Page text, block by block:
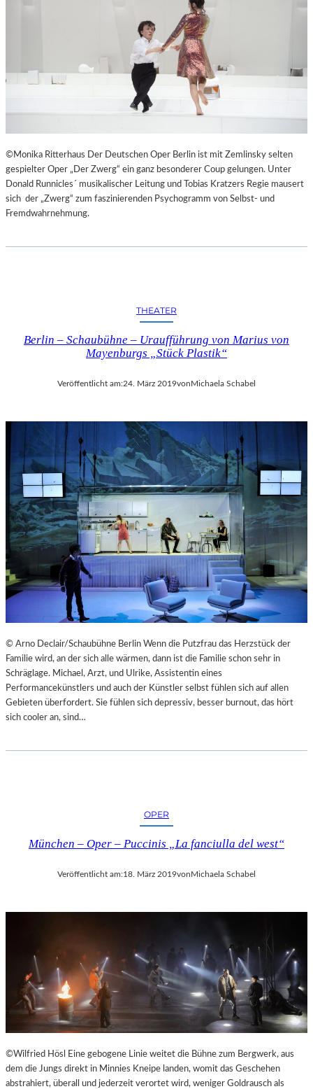
I
E
I
M
P
A
R
A
“
©Monika Ritterhaus Der Deutschen Oper Berlin ist mit Zemlinsky selten
gespielter Oper „Der Zwerg“ ein ganz besonderer Coup gelungen. Unter
Donald Runnicles´ musikalischer Leitung und Tobias Kratzers Regie mausert
sich der „Zwerg“ zum faszinierenden Psychogramm von Selbst- und
Fremdwahrnehmung.
THEATER
Berlin – Schaubühne – Uraufführung von Marius von
Mayenburgs „Stück Plastik“
Veröffentlicht am:24. März 2019vonMichaela Schabel
© Arno Declair/Schaubühne Berlin Wenn die Putzfrau das Herzstück der
Familie wird, an der sich alle wärmen, dann ist die Familie schon sehr in
Schräglage. Michael, Arzt, und Ulrike, Assistentin eines
Performancekünstlers und auch der Künstler selbst fühlen sich auf allen
Gebieten überfordert. Sie fühlen sich depressiv, besser burnout, das hört
sich cooler an, sind…
OPER
München – Oper – Puccinis „La fanciulla del west“
Veröffentlicht am:18. März 2019vonMichaela Schabel
©Wilfried Hösl Eine gebogene Linie weitet die Bühne zum Bergwerk, aus
dem die Jungs direkt in Minnies Kneipe landen, womit das Geschehen
abstrahiert, überall und jederzeit verortet wird, weniger Goldrausch als